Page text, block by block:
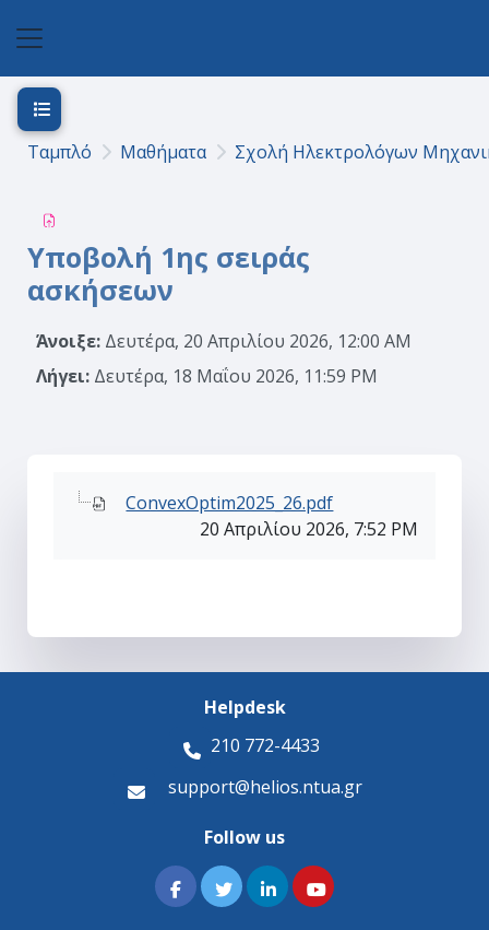
Ταμπλό Μαθήματα Σχολή Ηλεκτρολόγων
Υποβολή 1ης σειράς
ασκήσεων
Άνοιξε: Δευτέρα, 20 Απριλίου 2026, 12:00 AM
Λήγει: Δευτέρα, 18 Μαΐου 2026, 11:59 PM
Άνοιγμα ευρετηρίου μαθήματος
ConvexOptim2025_26.pdf
20 Απριλίου 2026, 7:52 PM
Helpdesk
210 772-4433
support@helios.ntua.gr
Follow us